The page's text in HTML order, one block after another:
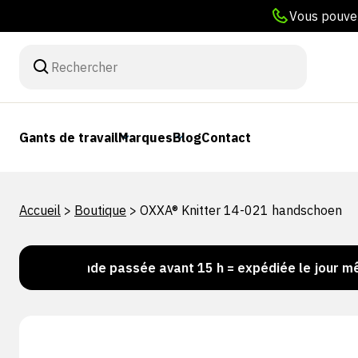
Vous
Gants de travailMarquesBlogContact
Accueil > Boutique > OXXA® Knitter 14-021 handschoen
passée avant 15 h = expédiée le jour même